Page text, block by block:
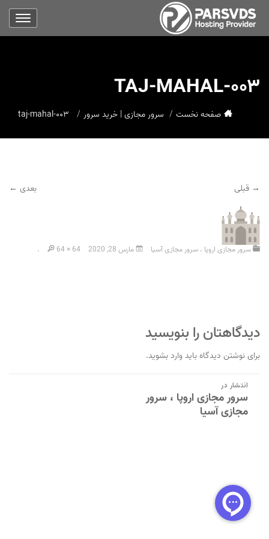
۰۰۳-TAJ-MAHAL
صفحه نخست سرور مجازی | خرید سرور
→ قبلی بعدی ←
سرور مجازی اروپا ، سرور مجازی آسیا مارس 28, 2020 64 × 64
.
دیدگاهتان را بنویسید
برای نوشتن دیدگاه بایدوارد بشوید.
راهبری
نوشته
انتشار در
سرور مجازی اروپا ، سرور
مجازی آسیا